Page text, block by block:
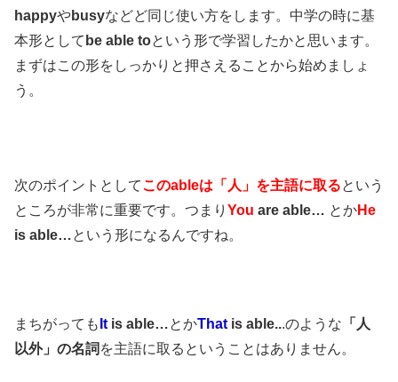
happyやbusyなどど同じ使い方をします。中学の時に基
本形として be able toという形で学習したかと思います。
まずはこの形をしっかりと押さえることから始めましょ
う。
次のポイントとしてこのableは「人」を主語に取るという
ところが非常に重要です。つまり You are able… とかHe
is able…という形になるんですね。
まちがっても It is able…とかThat is able...のような 「人
以外」の名詞 を主語に取るということはありません。